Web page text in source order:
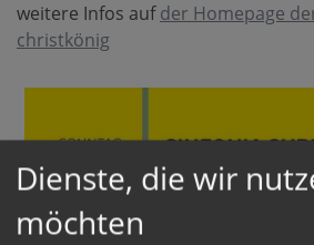
weitere Infos aufder Homepage
christkönig
Dienste, die wir
möchten